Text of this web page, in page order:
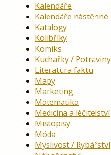
Kalendáře
Kalendáře nástěnné
Katalogy
Kolibříky
Komiks
Kuchařky / Potraviny
Literatura faktu
Mapy
Marketing
Matematika
Medicína a léčitelství
Místopisy
Móda
Myslivost / Rybářství